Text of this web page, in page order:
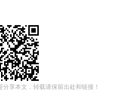
分享本文，转载请保留出处和链接！